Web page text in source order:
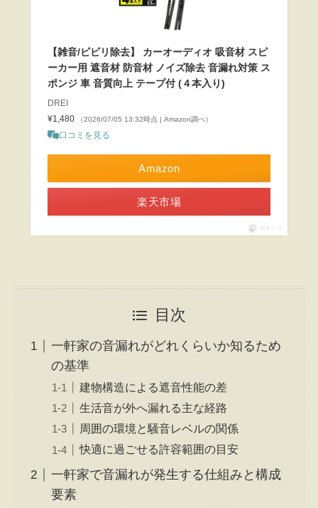
【雑音/ビビリ除去】 カーオーディオ 吸音材 スピ
ーカー用 遮音材 防音材 ノイズ除去 音漏れ対策 ス
ポンジ 車 音質向上 テープ付 (４本入り)
DREI
¥1,480
（2026/07/05 13:32時点 | Amazon調べ）
口コミを見る
Amazon
楽天市場
ポチップ
目次
一軒家の音漏れがどれくらいか知るため
の基準
建物構造による遮音性能の差
生活音が外へ漏れる主な経路
周囲の環境と騒音レベルの関係
快適に過ごせる許容範囲の目安
一軒家で音漏れが発生する仕組みと構成
要素